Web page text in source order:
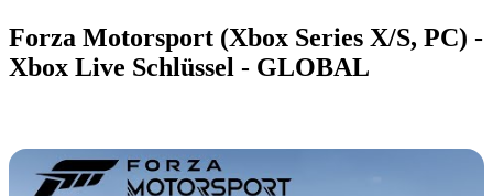
Forza Motorsport (Xbox Series X/S, PC) -
Xbox Live Schlüssel - GLOBAL